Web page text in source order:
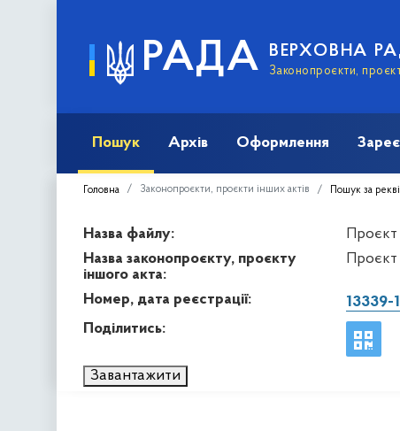
РАДА ВЕРХОВНА
Законопроєкти,
Пошук Архів Оформлення
Головна Законопроєкти, проєкти інших актів Пошук за
Назва файлу:
Назва законопроєкту, проєкту
іншого акта:
Номер, дата реєстрації: 13339-1
Поділитись:
Завантажити